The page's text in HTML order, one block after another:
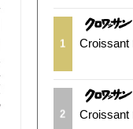
1 Croissant
2 Croissant